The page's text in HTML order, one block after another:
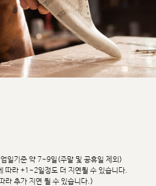
일기준 약 7~9일(주말 및 공휴일 제외)
따라 +1~2일정도 더 지연될 수 있습니다.
라 추가 지연 될 수 있습니다.)